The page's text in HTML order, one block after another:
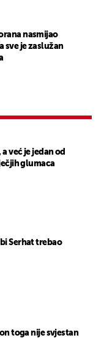
nasmijao
sve je zaslužan
već je jedan od
glumaca
Serhat trebao
toga nije svjestan